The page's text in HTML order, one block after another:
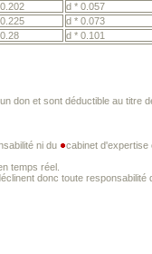
d * 0.057
d * 0.073
d * 0.101
don et sont déductible au titre
ni du cabinet d'expertise
temps réel.
donc toute responsabilité